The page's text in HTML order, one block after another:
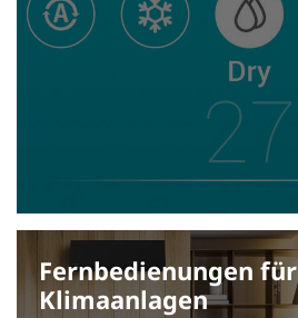
Fernbedienungen für
Klimaanlagen